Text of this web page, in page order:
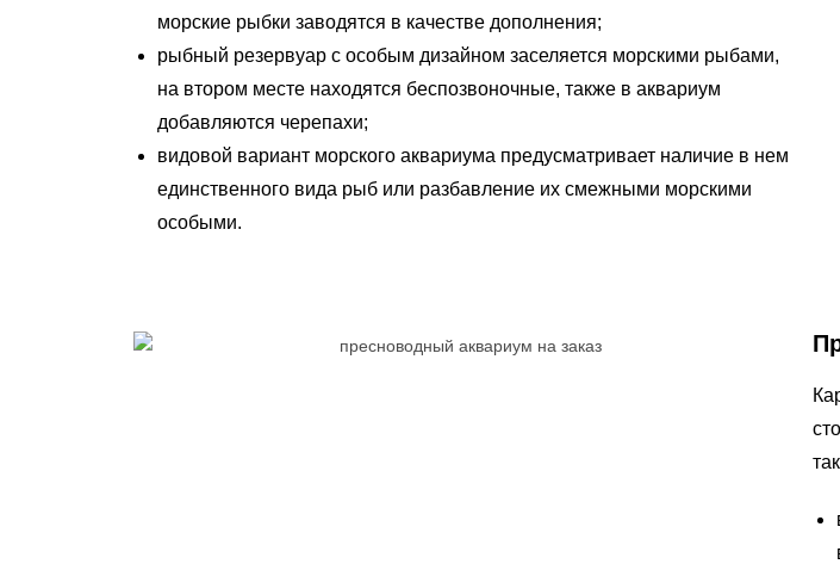
морские рыбки заводятся в качестве дополнения;
рыбный резервуар с особым дизайном заселяется морскими рыбами,
на втором месте находятся беспозвоночные, также в аквариум
добавляются черепахи;
видовой вариант морского аквариума предусматривает наличие в нем
единственного вида рыб или разбавление их смежными морскими
особыми.